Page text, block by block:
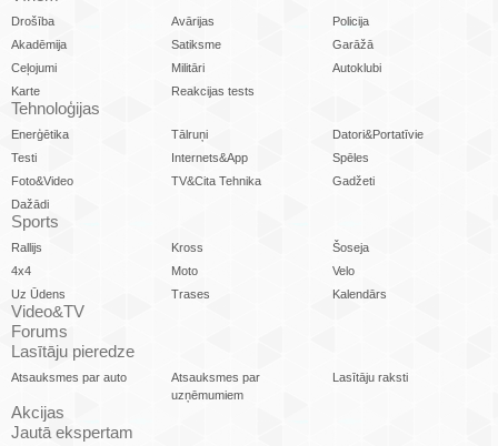
Drošība Avārijas
Policija
Akadēmija
Satiksme
Garāžā
Ceļojumi
Militāri
Autoklubi
Karte
Reakcijas tests
Tehnoloģijas
Enerģētika Tālruņi
Datori&Portatīvie
Testi
Internets&App
Spēles
Foto&Video
TV&Cita Tehnika
Gadžeti
Dažādi
Sports
Rallijs Kross
Šoseja
4x4
Moto
Velo
Uz Ūdens
Trases Kalendārs
Video&TV
Forums
Lasītāju pieredze
Atsauksmes par auto
Atsauksmes par
uzņēmumiem
Lasītāju raksti
Akcijas
Jautā ekspertam